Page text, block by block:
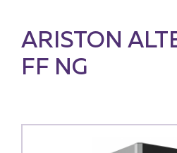
ARISTON
FF NG